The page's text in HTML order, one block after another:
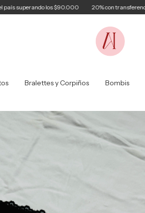
los $90.000 20% con transferencia 3
Bralettes y Corpiños Bombis